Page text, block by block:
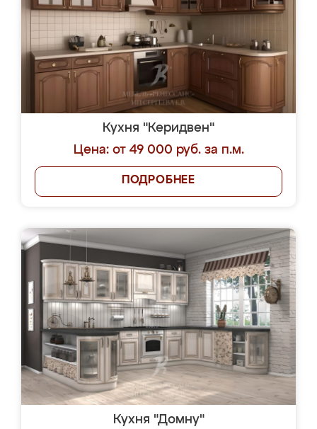
Кухня "Керидвен"
Цена: от 49 000 руб. за п.м.
ПОДРОБНЕЕ
Кухня "Домну"